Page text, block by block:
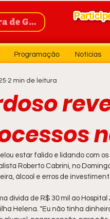
Programação Notícias
2 min de leitura
estar falido e lidando com
Roberto Cabrini, no
álcool e erros de
dívida de R$ 30 mil ao
Helena. "Eu não tinha